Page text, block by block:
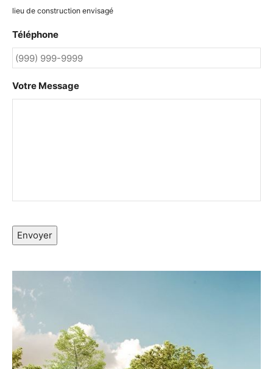
lieu de construction envisagé
Téléphone
Votre Message
Envoyer